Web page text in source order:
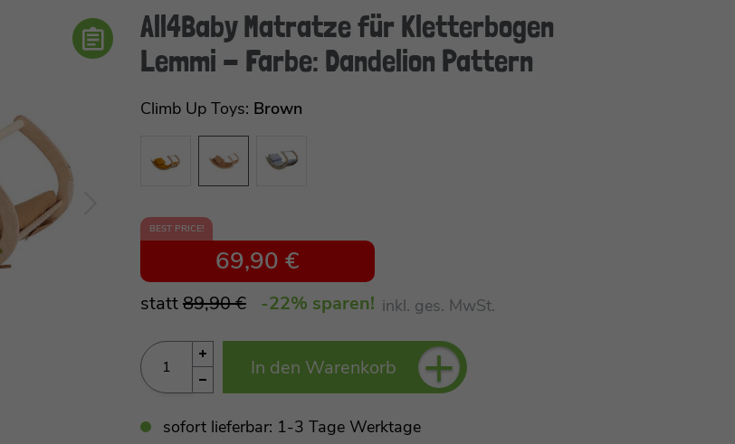
All4Baby Matratze für Kletterbogen
Lemmi - Farbe: Dandelion Pattern
Climb Up Toys: Brown
BEST PRICE!
69,90 €
statt89,90 € -22% sparen! inkl. ges. MwSt.
In den Warenkorb +
sofort lieferbar: 1-3 Tage Werktage